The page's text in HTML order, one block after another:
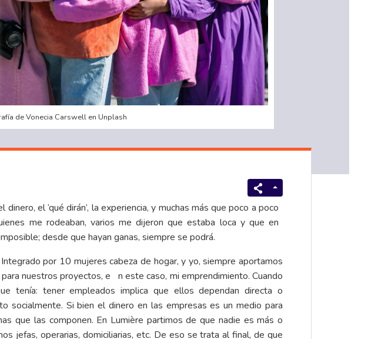
de Vonecia Carswell en Unplash
el ‘qué dirán’, la experiencia, y muchas más que poco a poco
me rodeaban, varios me dijeron que estaba loca y que en
desde que hayan ganas, siempre se podrá.
por 10 mujeres cabeza de hogar, y yo, siempre aportamos
nuestros proyectos, e n este caso, mi emprendimiento. Cuando
tenía: tener empleados implica que ellos dependan directa o
socialmente. Si bien el dinero en las empresas es un medio para
que las componen. En Lumière partimos de que nadie es más o
jefas, operarias, domiciliarias, etc. De eso se trata al final, de que